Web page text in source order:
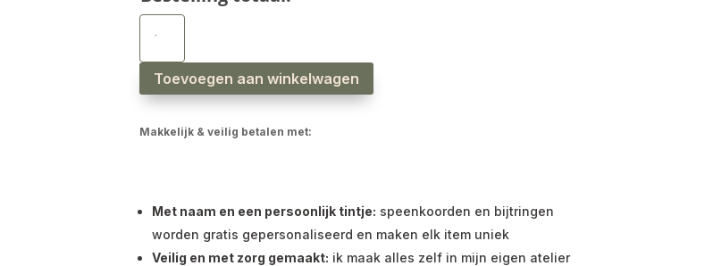
Brievenbus
jongen
horse
speendoekje
beige
aantal
Toevoegen aan winkelwagen
Makkelijk & veilig betalen met:
Met naam en een persoonlijk tintje: speenkoorden en bijtringen
worden gratis gepersonaliseerd en maken elk item uniek
Veilig en met zorg gemaakt: ik maak alles zelf in mijn eigen atelier